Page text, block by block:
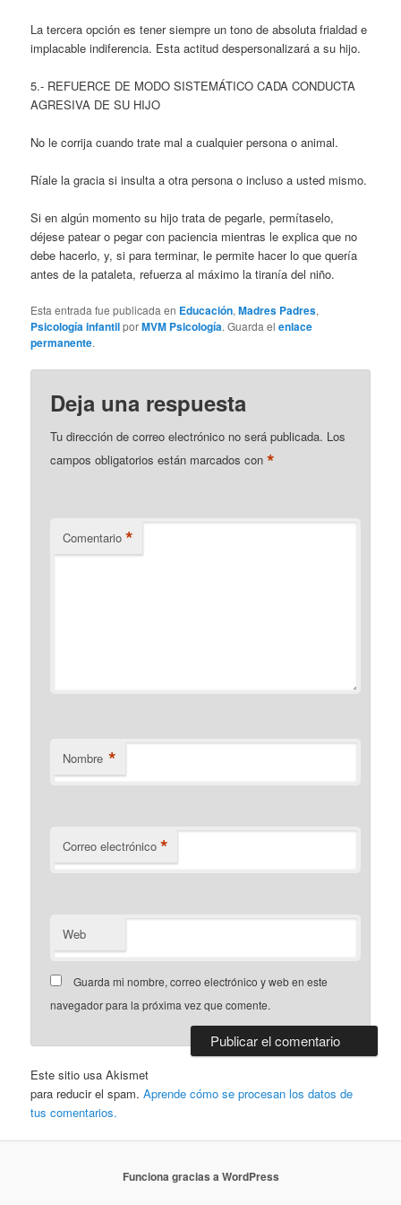
La tercera opción es tener siempre un tono de absoluta frialdad e
implacable indiferencia. Esta actitud despersonalizará a su hijo.
5.- REFUERCE DE MODO SISTEMÁTICO CADA CONDUCTA
AGRESIVA DE SU HIJO
No le corrija cuando trate mal a cualquier persona o animal.
Ríale la gracia si insulta a otra persona o incluso a usted mismo.
Si en algún momento su hijo trata de pegarle, permítaselo,
déjese patear o pegar con paciencia mientras le explica que no
debe hacerlo, y, si para terminar, le permite hacer lo que quería
antes de la pataleta, refuerza al máximo la tiranía del niño.
Esta entrada fue publicada en Educación,Madres Padres,
Psicología infantilporMVM Psicología. Guarda elenlace
permanente.
Deja una respuesta
Tu dirección de correo electrónico no será publicada. Los
campos obligatorios están marcados con*
Comentario *
Nombre *
Correo electrónico *
Web
Guarda mi nombre, correo electrónico y web en este
navegador para la próxima vez que comente.
Este sitio usa Akismet
para reducir el spam.Aprende cómo se procesan los datos de
tus comentarios.
Funciona gracias a WordPress